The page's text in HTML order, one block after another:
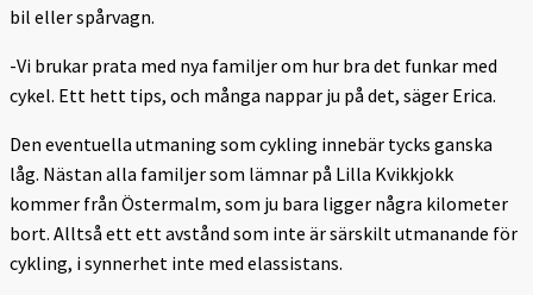
bil eller spårvagn.
-Vi brukar prata med nya familjer om hur bra det funkar med
cykel. Ett hett tips, och många nappar ju på det, säger Erica.
Den eventuella utmaning som cykling innebär tycks ganska
låg. Nästan alla familjer som lämnar på Lilla Kvikkjokk
kommer från Östermalm, som ju bara ligger några kilometer
bort. Alltså ett ett avstånd som inte är särskilt utmanande för
cykling, i synnerhet inte med elassistans.